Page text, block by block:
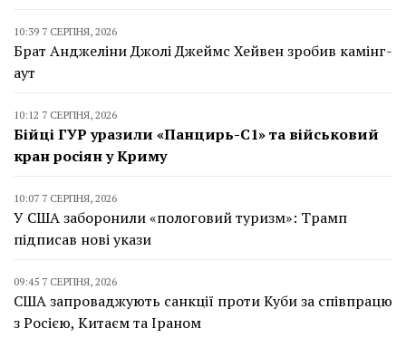
10:39 7 СЕРПНЯ, 2026
Брат Анджеліни Джолі Джеймс Хейвен зробив камінг-
аут
10:12 7 СЕРПНЯ, 2026
Бійці ГУР уразили «Панцирь-С1» та військовий
кран росіян у Криму
10:07 7 СЕРПНЯ, 2026
У США заборонили «пологовий туризм»: Трамп
підписав нові укази
09:45 7 СЕРПНЯ, 2026
США запроваджують санкції проти Куби за співпрацю
з Росією, Китаєм та Іраном